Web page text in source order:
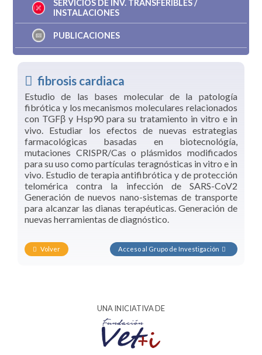
SERVICIOS DE INV. TRANSFERIBLES /
INSTALACIONES
PUBLICACIONES
fibrosis cardiaca
Estudio de las bases molecular de la patología
fibrótica y los mecanismos moleculares relacionados
con TGFβ y Hsp90 para su tratamiento in vitro e in
vivo. Estudiar los efectos de nuevas estrategias
farmacológicas basadas en biotecnológía,
mutaciones CRISPR/Cas o plásmidos modificados
para su uso como partículas teragnósticas in vitro e in
vivo. Estudio de terapia antifibrótica y de protección
telomérica contra la infección de SARS-CoV2
Generación de nuevos nano-sistemas de transporte
para alcanzar las dianas terapéuticas. Generación de
nuevas herramientas de diagnóstico.
Volver Acceso al Grupo de Investigación
UNA INICIATIVA DE